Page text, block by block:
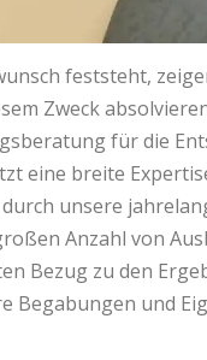
feststeht,
Zweck
für die
eine breite
unsere
Anzahl von
Bezug zu den
Begabungen und